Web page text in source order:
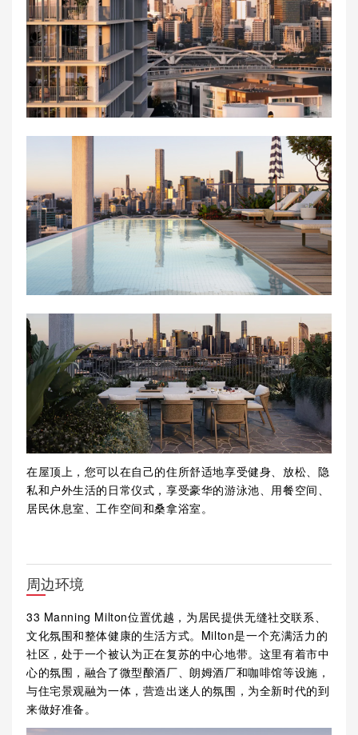
在屋顶上，您可以在自己的住所舒适地享受健身、放松、隐
私和户外生活的日常仪式，享受豪华的游泳池、用餐空间、
居民休息室、工作空间和桑拿浴室。
周边环境
33 Manning Milton位置优越，为居民提供无缝社交联系、
文化氛围和整体健康的生活方式。Milton是一个充满活力的
社区，处于一个被认为正在复苏的中心地带。这里有着市中
心的氛围，融合了微型酿酒厂、朗姆酒厂和咖啡馆等设施，
与住宅景观融为一体，营造出迷人的氛围，为全新时代的到
来做好准备。